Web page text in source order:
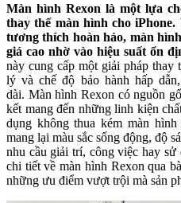
Màn hình Rexon là một lựa
thay thế màn hình cho
tương thích hoàn hảo, màn
giá cao nhờ vào hiệu suất ổn
này cung cấp một giải pháp
lý và chế độ bảo hành hấp
dài. Màn hình Rexon có nguồn
kết mang đến những linh kiện
dụng không thua kém màn
mang lại màu sắc sống động, độ
nhu cầu giải trí, công việc hay sử
chi tiết về màn hình Rexon qua
những ưu điểm vượt trội mà sản